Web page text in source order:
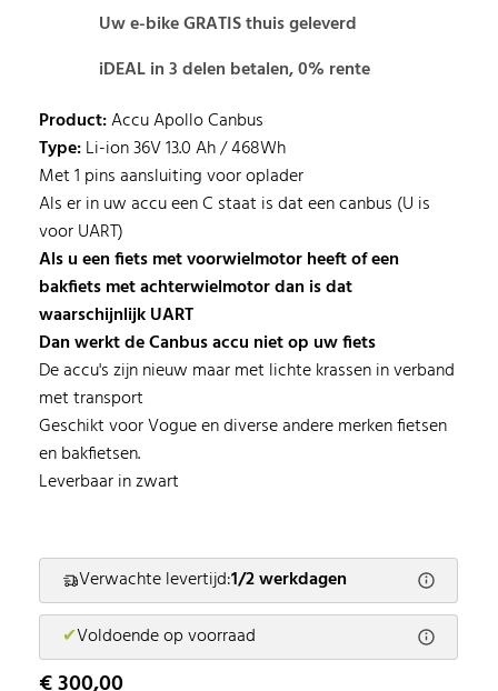
Uw e-bike GRATIS thuis geleverd
iDEAL in 3 delen betalen, 0% rente
Product:Accu Apollo Canbus
Type:Li-ion 36V 13.0 Ah / 468Wh
Met 1 pins aansluiting voor oplader
Als er in uw accu een C staat is dat een canbus (U is
voor UART)
Als u een fiets met voorwielmotor heeft of een
bakfiets met achterwielmotor dan is dat
waarschijnlijk UART
Dan werkt de Canbus accu niet op uw fiets
De accu's zijn nieuw maar met lichte krassen in verband
met transport
Geschikt voor Vogue en diverse andere merken fietsen
en bakfietsen.
Leverbaar in zwart
Verwachte levertijd:1/2 werkdagen
✔Voldoende op voorraad